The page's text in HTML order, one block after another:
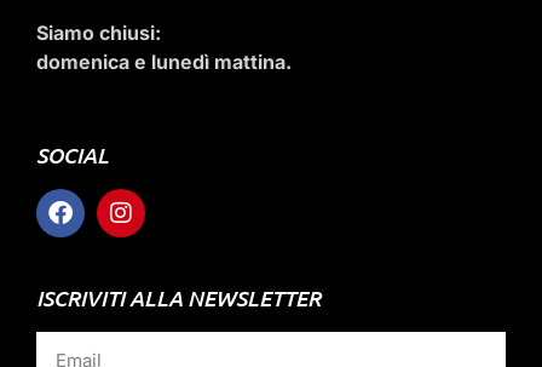
Siamo chiusi:
domenica e lunedì mattina.
SOCIAL
ISCRIVITI ALLA NEWSLETTER